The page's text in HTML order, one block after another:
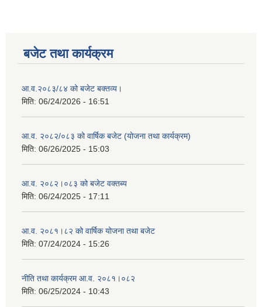
बजेट तथा कार्यक्रम
आ.व.२०८३/८४ को बजेट बक्तव्य।
मिति: 06/24/2026 - 16:51
आ.व. २०८२/०८३ को वार्षिक बजेट (योजना तथा कार्यक्रम)
मिति: 06/26/2025 - 15:03
आ.व. २०८२।०८३ को बजेट वक्तब्य
मिति: 06/24/2025 - 17:11
आ.व. २०८१।८२ को वार्षिक योजना तथा बजेट
मिति: 07/24/2024 - 15:26
नीति तथा कार्यक्रम आ.व. २०८१।०८२
मिति: 06/25/2024 - 10:43